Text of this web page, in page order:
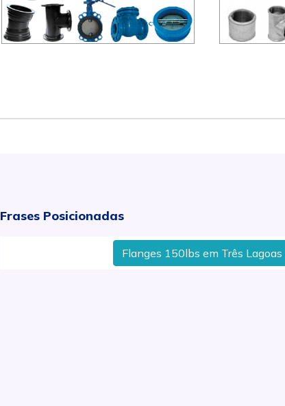
Frases Posicionadas
Flanges 150lbs em Três Lagoas - MS